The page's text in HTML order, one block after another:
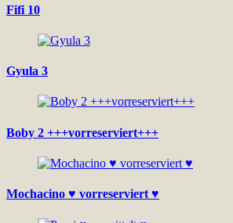
Fifi 10
Gyula 3
Boby 2 +++vorreserviert+++
Mochacino ♥ vorreserviert ♥